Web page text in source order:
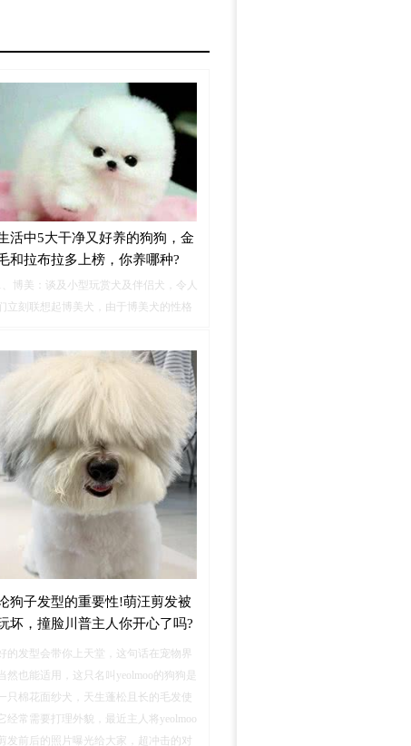
活中5大干净又好养的狗狗，金
和拉布拉多上榜，你养哪种?
1、博美：谈及小型玩赏犬及伴侣犬，令人
立刻联想起博美犬，由于博美犬的性格
喜爱。作为小型玩赏犬的博美来讲，可
不能只看其外表的小巧身材，遇到突发事
件时，博美也会展现出自己的威武状态，
保护自己及保护主人，偶尔也会撒娇。
狗子发型的重要性!萌汪剪发被
坏，撞脸川普主人你开心了吗?
的发型会带你上天堂，这句话在宠物界
然也能适用，这只名叫yeolmoo的狗狗是
只棉花面纱犬，天生蓬松且长的毛发使
它经常需要打理外貌，最近主人将yeolmoo
发前后的照片曝光给大家，超冲击的对